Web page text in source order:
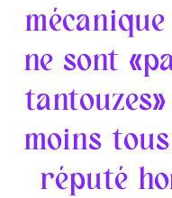
ne sont
tantouzes»
moins
réputé